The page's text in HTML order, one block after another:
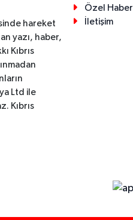
hareket
yazı, haber,
Kıbrıs
Ltd ile
Kıbrıs
Özel Haber
İletişim